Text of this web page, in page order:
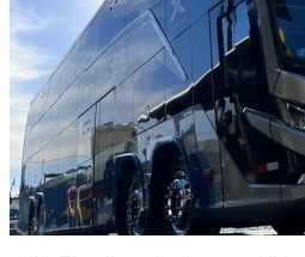
mail